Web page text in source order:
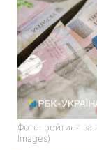
Фото: рейтинг
Images)